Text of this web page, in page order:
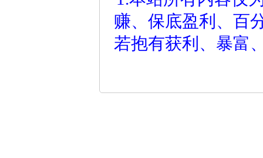
赚、保底盈利、百
若抱有获利、暴富